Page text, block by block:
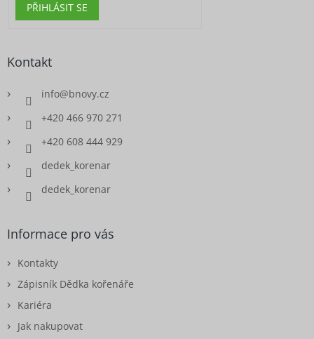
PŘIHLÁSIT SE
Kontakt
info@bnovy.cz
+420 466 970 271
+420 608 444 929
dedek_korenar
dedek_korenar
Informace pro vás
Kontakty
Zápisník Dědka kořenáře
Kariéra
Jak nakupovat